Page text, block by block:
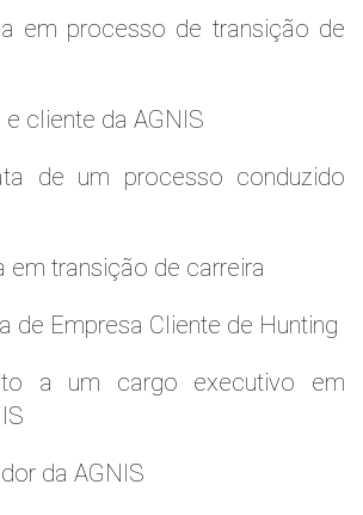
em processo de transição de
cliente da AGNIS
de um processo conduzido
em transição de carreira
de Empresa Cliente de Hunting
a um cargo executivo em
da AGNIS